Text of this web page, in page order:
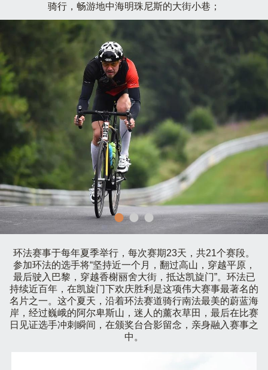
骑行，畅游地中海明珠尼斯的大街小巷；
环法赛事于每年夏季举行，每次赛期23天，共21个赛段。
参加环法的选手将“坚持近一个月，翻过高山，穿越平原，
最后驶入巴黎，穿越香榭丽舍大街，抵达凯旋门”。环法已
持续近百年，在凯旋门下欢庆胜利是这项伟大赛事最著名的
名片之一。这个夏天，沿着环法赛道骑行南法最美的蔚蓝海
岸，经过巍峨的阿尔卑斯山，迷人的薰衣草田，最后在比赛
日见证选手冲刺瞬间，在颁奖台合影留念，亲身融入赛事之
中。